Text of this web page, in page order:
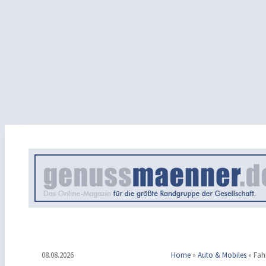
08.08.2026 Home » Auto & Mobiles »